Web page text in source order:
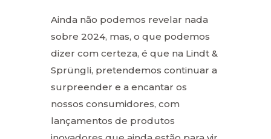
Ainda não podemos revelar nada
sobre 2024, mas, o que podemos
dizer com certeza, é que na Lindt &
Sprüngli, pretendemos continuar a
surpreender e a encantar os
nossos consumidores, com
lançamentos de produtos